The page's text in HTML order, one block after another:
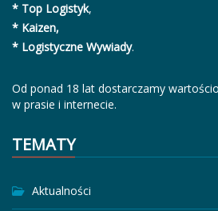
* Top Logistyk,
* Kaizen,
* Logistyczne Wywiady.
Od ponad 18 lat dostarczamy
w prasie i internecie.
TEMATY
Aktualności